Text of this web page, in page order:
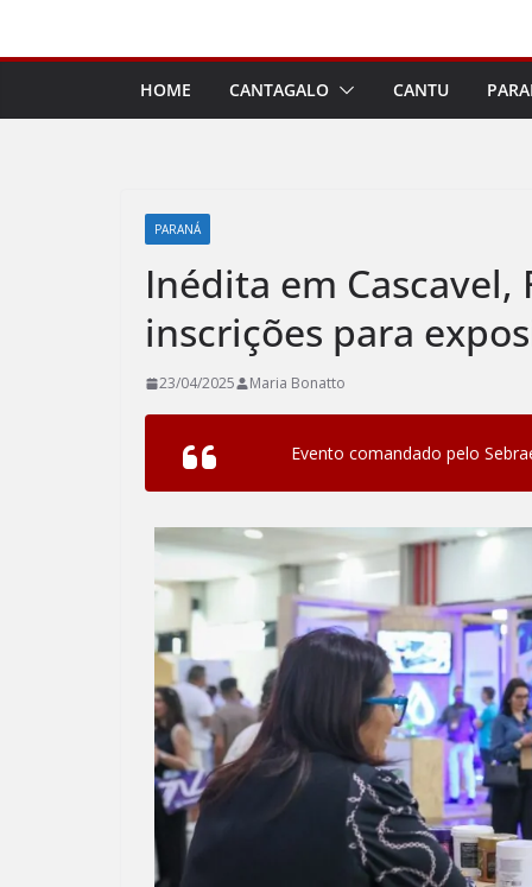
conteúdo
HOME CANTAGALO CANTU
PARANÁ
Inédita em
inscrições para
23/04/2025 Maria Bonatto
Evento comandado pelo